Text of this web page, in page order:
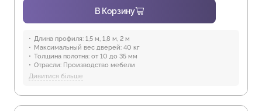
В Корзину
Длина профиля: 1,5 м, 1,8 м, 2 м
Максимальный вес дверей: 40 кг
Толщина полотна: от 10 до 35 мм
Отрасли: Производство мебели
Предназначение:
Защита от воды:
Дивитися більше